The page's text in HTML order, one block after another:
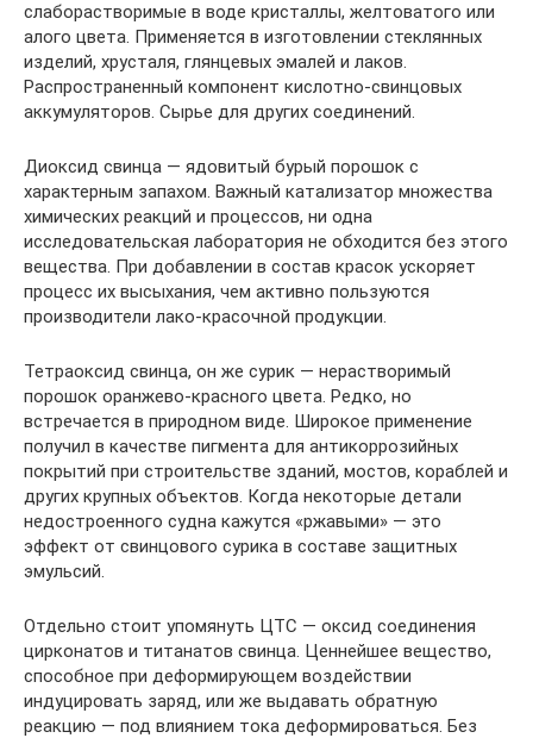
слаборастворимые в воде кристаллы, желтоватого или
алого цвета. Применяется в изготовлении стеклянных
изделий, хрусталя, глянцевых эмалей и лаков.
Распространенный компонент кислотно-свинцовых
аккумуляторов. Сырье для других соединений.
Диоксид свинца — ядовитый бурый порошок с
характерным запахом. Важный катализатор множества
химических реакций и процессов, ни одна
исследовательская лаборатория не обходится без этого
вещества. При добавлении в состав красок ускоряет
процесс их высыхания, чем активно пользуются
производители лако-красочной продукции.
Тетраоксид свинца, он же сурик — нерастворимый
порошок оранжево-красного цвета. Редко, но
встречается в природном виде. Широкое применение
получил в качестве пигмента для антикоррозийных
покрытий при строительстве зданий, мостов, кораблей и
других крупных объектов. Когда некоторые детали
недостроенного судна кажутся «ржавыми» — это
эффект от свинцового сурика в составе защитных
эмульсий.
Отдельно стоит упомянуть ЦТС — оксид соединения
цирконатов и титанатов свинца. Ценнейшее вещество,
способное при деформирующем воздействии
индуцировать заряд, или же выдавать обратную
реакцию — под влиянием тока деформироваться. Без